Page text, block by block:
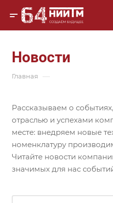
Новости
Главная —
Рассказываем о
отраслью и успехами
месте: внедряем новые
номенклатуру
Читайте новости
значимых для нас